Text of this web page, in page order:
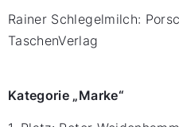
Rainer Schlegelmilch:
TaschenVerlag
Kategorie „Marke“